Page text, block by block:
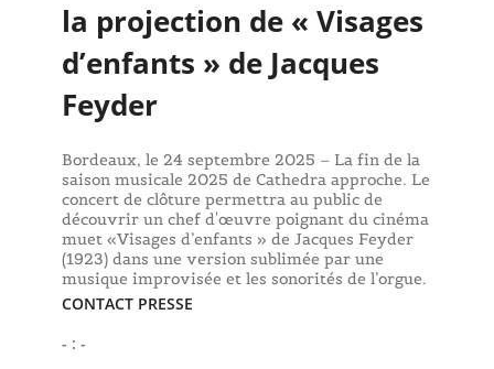
la projection de « Visages
d’enfants » de Jacques
Feyder
Bordeaux, le 24 septembre 2025 – La fin de la
saison musicale 2025 de Cathedra approche. Le
concert de clôture permettra au public de
découvrir un chef d'œuvre poignant du cinéma
muet «Visages d’enfants » de Jacques Feyder
(1923) dans une version sublimée par une
musique improvisée et les sonorités de l’orgue.
CONTACT PRESSE
- : -